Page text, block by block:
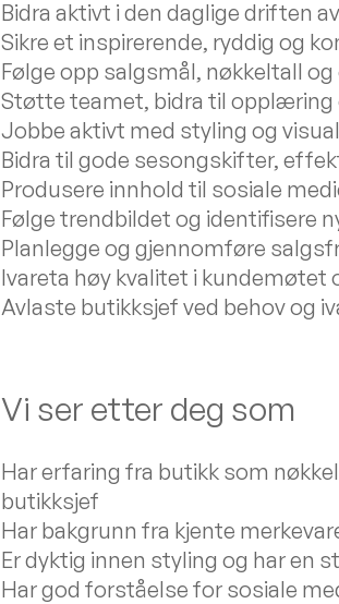
Bidra aktivt i den daglige driften
Sikre et inspirerende, ryddig og
Følge opp salgsmål, nøkkeltall
Støtte teamet, bidra til opplæring
Jobbe aktivt med styling og
Bidra til gode sesongskifter,
Produsere innhold til sosiale
Følge trendbildet og identifisere
Planlegge og gjennomføre
Ivareta høy kvalitet i kundemøtet
Avlaste butikksjef ved behov og
Vi ser etter deg som
Har erfaring fra butikk som
butikksjef
Har bakgrunn fra kjente
Er dyktig innen styling og har en
Har god forståelse for sosiale